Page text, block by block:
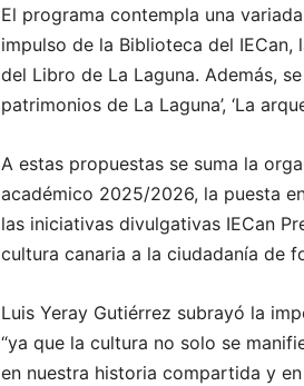
El programa contempla una
impulso de la Biblioteca del
del Libro de La Laguna. Además,
patrimonios de La Laguna’, ‘La
A estas propuestas se suma la
académico 2025/2026, la puesta
las iniciativas divulgativas IECan
cultura canaria a la ciudadanía de
Luis Yeray Gutiérrez subrayó la
“ya que la cultura no solo se
en nuestra historia compartida y